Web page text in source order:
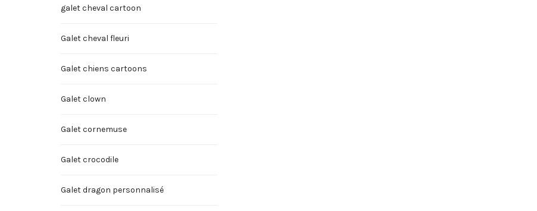
galet cheval cartoon
Galet cheval fleuri
Galet chiens cartoons
Galet clown
Galet cornemuse
Galet crocodile
Galet dragon personnalisé